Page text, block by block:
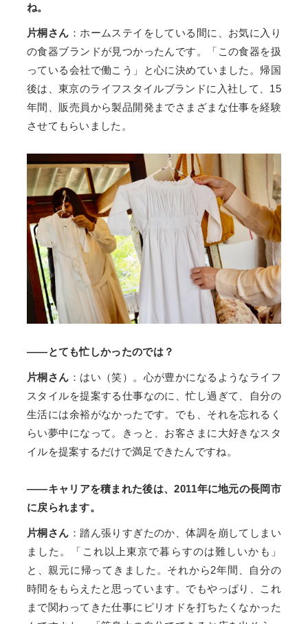
ね。
片桐さん ：ホームステイをしている間に、お気に入り
の食器ブランドが見つかったんです。「この食器を扱
っている会社で働こう」と心に決めていました。帰国
後は、東京のライフスタイルブランドに入社して、15
年間、販売員から製品開発までさまざまな仕事を経験
させてもらいました。
――とても忙しかったのでは？
片桐さん ：はい（笑）。心が豊かになるようなライフ
スタイルを提案する仕事なのに、忙し過ぎて、自分の
生活には余裕がなかったです。でも、それを忘れるく
らい夢中になって。きっと、お客さまに大好きなスタ
イルを提案するだけで満足できたんですね。
――キャリアを積まれた後は、2011年に地元の長岡市
に戻られます。
片桐さん ：踏ん張りすぎたのか、体調を崩してしまい
ました。「これ以上東京で暮らすのは難しいかも」
と、親元に帰ってきました。それから2年間、自分の
時間をもらえたと思っています。でもやっぱり、これ
まで関わってきた仕事にピリオドを打ちたくなかった